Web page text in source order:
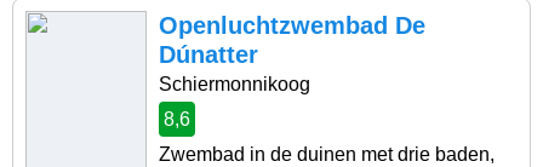
Openluchtzwembad De
Dúnatter
Schiermonnikoog
8,6
Zwembad in de duinen met drie baden,